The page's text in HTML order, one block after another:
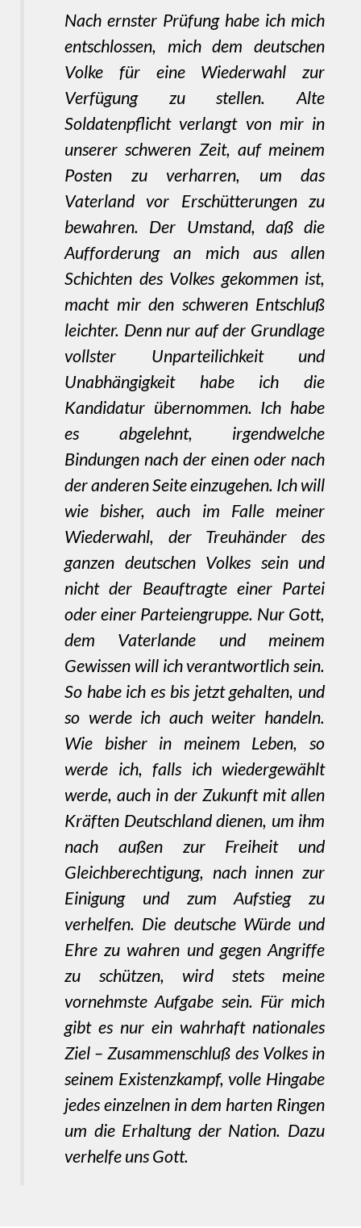
Nach ernster Prüfung habe ich mich
entschlossen, mich dem deutschen
Volke für eine Wiederwahl zur
Verfügung zu stellen. Alte
Soldatenpflicht verlangt von mir in
unserer schweren Zeit, auf meinem
Posten zu verharren, um das
Vaterland vor Erschütterungen zu
bewahren. Der Umstand, daß die
Aufforderung an mich aus allen
Schichten des Volkes gekommen ist,
macht mir den schweren Entschluß
leichter. Denn nur auf der Grundlage
vollster Unparteilichkeit und
Unabhängigkeit habe ich die
Kandidatur übernommen. Ich habe
es abgelehnt, irgendwelche
Bindungen nach der einen oder nach
der anderen Seite einzugehen. Ich will
wie bisher, auch im Falle meiner
Wiederwahl, der Treuhänder des
ganzen deutschen Volkes sein und
nicht der Beauftragte einer Partei
oder einer Parteiengruppe. Nur Gott,
dem Vaterlande und meinem
Gewissen will ich verantwortlich sein.
So habe ich es bis jetzt gehalten, und
so werde ich auch weiter handeln.
Wie bisher in meinem Leben, so
werde ich, falls ich wiedergewählt
werde, auch in der Zukunft mit allen
Kräften Deutschland dienen, um ihm
nach außen zur Freiheit und
Gleichberechtigung, nach innen zur
Einigung und zum Aufstieg zu
verhelfen. Die deutsche Würde und
Ehre zu wahren und gegen Angriffe
zu schützen, wird stets meine
vornehmste Aufgabe sein. Für mich
gibt es nur ein wahrhaft nationales
Ziel – Zusammenschluß des Volkes in
seinem Existenzkampf, volle Hingabe
jedes einzelnen in dem harten Ringen
um die Erhaltung der Nation. Dazu
verhelfe uns Gott.